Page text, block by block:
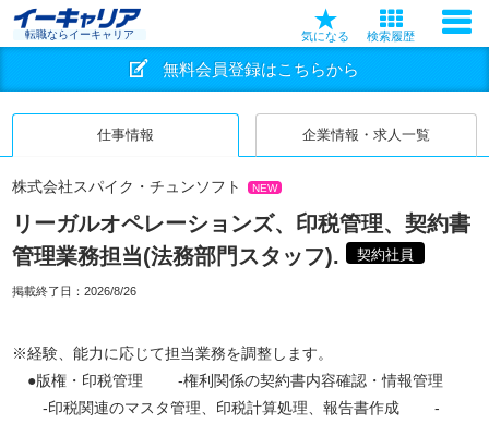
転職ならイーキャリア 気になる 検索履歴
無料会員登録はこちらから
仕事情報 企業情報・求人一覧
株式会社スパイク・チュンソフト NEW
リーガルオペレーションズ、印税管理、契約書
管理業務担当(法務部門スタッフ).
契約社員
掲載終了日： 2026/8/26
※経験、能力に応じて担当業務を調整します。
●版権・印税管理 -権利関係の契約書内容確認・情報管理
-印税関連のマスタ管理、印税計算処理、報告書作成 -